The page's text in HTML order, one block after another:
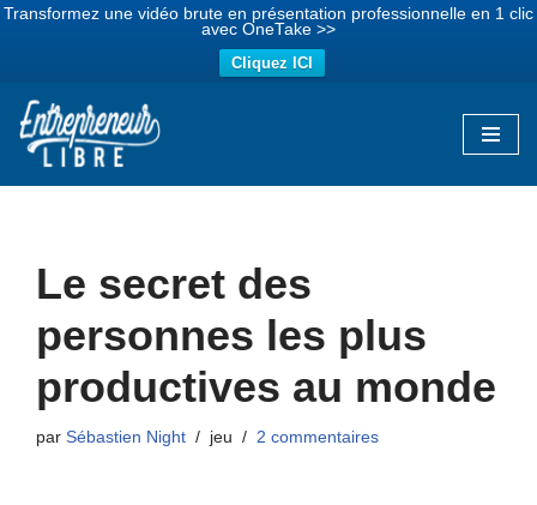
Transformez une vidéo brute en présentation professionnelle en 1 clic
avec OneTake >>
Cliquez ICI
Aller
Le secret des
personnes les plus
productives au monde
par Sébastien Night jeu 2 commentaires